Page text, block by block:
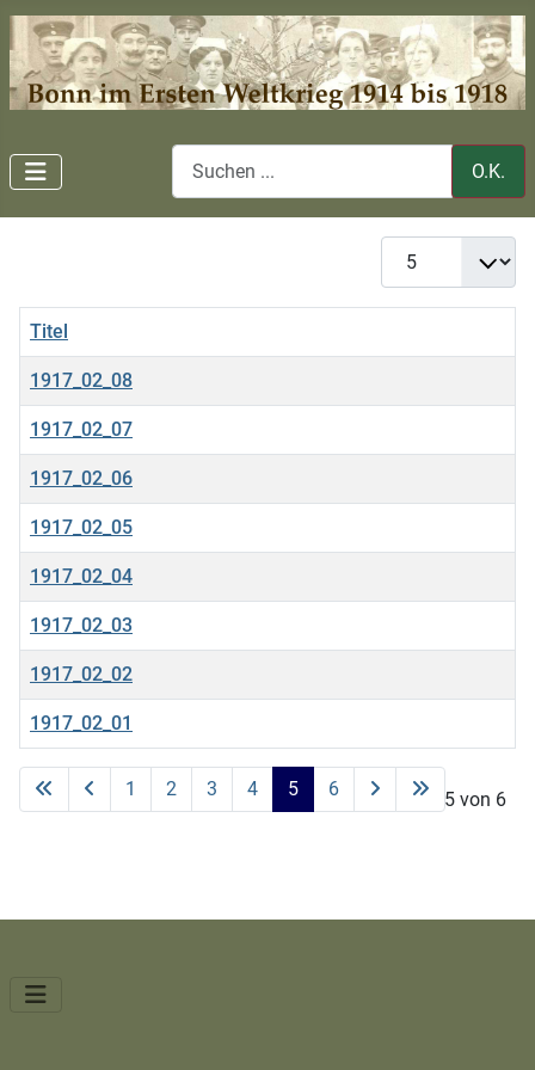
O.K.
Anzeige #
Titel
1917_02_08
1917_02_07
1917_02_06
1917_02_05
1917_02_04
1917_02_03
1917_02_02
1917_02_01
Seite 5 von 6
1 2 3 4 5 6